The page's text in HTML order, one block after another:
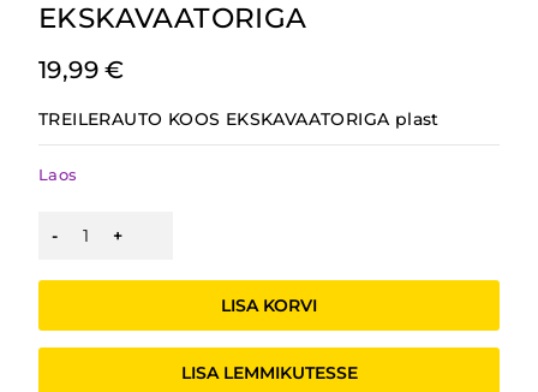
EKSKAVAATORIGA
19,99€
TREILERAUTO KOOS EKSKAVAATORIGA plast
Laos
EKSKAVAATORIGA
LISA KORVI
LISA LEMMIKUTESSE